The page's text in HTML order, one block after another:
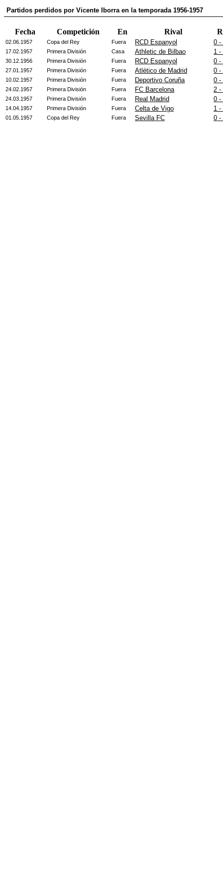
Partidos perdidos por Vicente Iborra en la temporada 1956-1957
Fecha Competición En Rival
02.06.1957 Copa del Rey Fuera RCD Espanyol 0 -
17.02.1957 Primera División Casa Athletic de Bilbao 1 -
30.12.1956 Primera División Fuera RCD Espanyol 0 -
27.01.1957 Primera División Fuera Atlético de Madrid 0 -
10.02.1957 Primera División Fuera Deportivo Coruña 0 -
24.02.1957 Primera División Fuera FC Barcelona 2 -
24.03.1957 Primera División Fuera Real Madrid 0 -
14.04.1957 Primera División Fuera Celta de Vigo 1 -
01.05.1957 Copa del Rey Fuera Sevilla FC 0 -